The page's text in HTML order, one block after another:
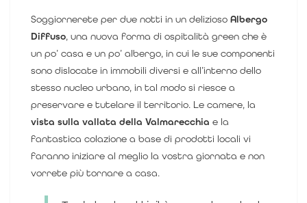
Soggiornerete per due notti in un delizioso Albergo
Diffuso, una nuova forma di ospitalità green che è
un po’ casa e un po’ albergo, in cui le sue componenti
sono dislocate in immobili diversi e all’interno dello
stesso nucleo urbano, in tal modo si riesce a
preservare e tutelare il territorio. Le camere, la
vista sulla vallata della Valmarecchia e la
fantastica colazione a base di prodotti locali vi
faranno iniziare al meglio la vostra giornata e non
vorrete più tornare a casa.